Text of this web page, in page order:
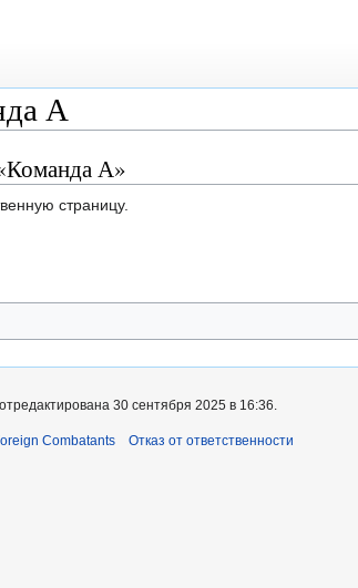
А
А»
страницу.
30 сентября 2025 в 16:36.
Combatants Отказ от ответственности